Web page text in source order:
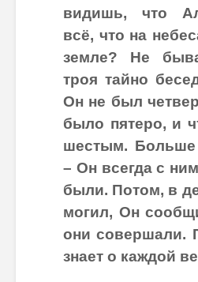
видишь, что
всё, что на
земле? Не
троя тайно
Он не был
было пятеро, и
шестым.
– Он всегда с
были. Потом, в
могил, Он
они совершали.
знает о каждой